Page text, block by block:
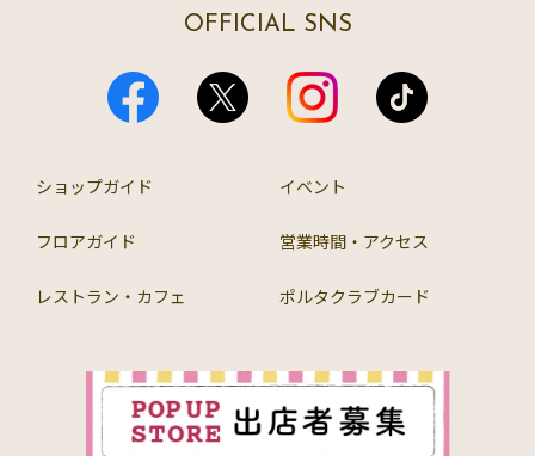
OFFICIAL SNS
ショップガイド イベント
フロアガイド 営業時間・アクセス
レストラン・カフェ ポルタクラブカード